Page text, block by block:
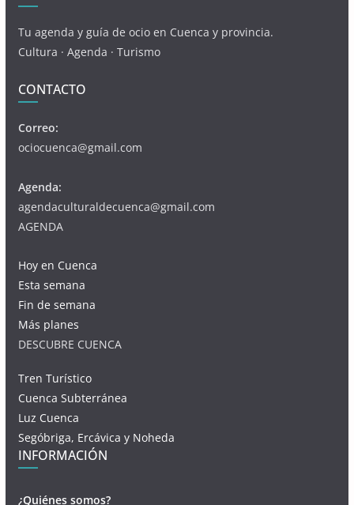
Tu agenda y guía de ocio en Cuenca y provincia.
Cultura · Agenda · Turismo
CONTACTO
Correo:
ociocuenca@gmail.com
Agenda:
agendaculturaldecuenca@gmail.com
AGENDA
Hoy en Cuenca
Esta semana
Fin de semana
Más planes
DESCUBRE CUENCA
Tren Turístico
Cuenca Subterránea
Luz Cuenca
Segóbriga, Ercávica y Noheda
INFORMACIÓN
¿Quiénes somos?